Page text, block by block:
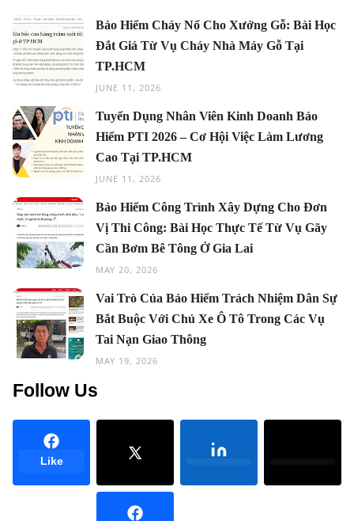
Bảo Hiểm Cháy Nổ Cho Xưởng Gỗ: Bài Học
Đắt Giá Từ Vụ Cháy Nhà Máy Gỗ Tại
TP.HCM
JUNE 11, 2026
Tuyển Dụng Nhân Viên Kinh Doanh Bảo
Hiểm PTI 2026 – Cơ Hội Việc Làm Lương
Cao Tại TP.HCM
JUNE 11, 2026
Bảo Hiểm Công Trình Xây Dựng Cho Đơn
Vị Thi Công: Bài Học Thực Tế Từ Vụ Gãy
Cần Bơm Bê Tông Ở Gia Lai
MAY 20, 2026
Vai Trò Của Bảo Hiểm Trách Nhiệm Dân Sự
Bắt Buộc Với Chủ Xe Ô Tô Trong Các Vụ
Tai Nạn Giao Thông
MAY 19, 2026
Follow Us
Like